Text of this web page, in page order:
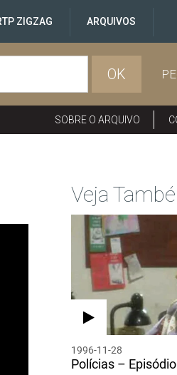
ZIGZAG ARQUIVOS
OK
SOBRE O ARQUIVO
Veja
1996-11-28
Polícias –